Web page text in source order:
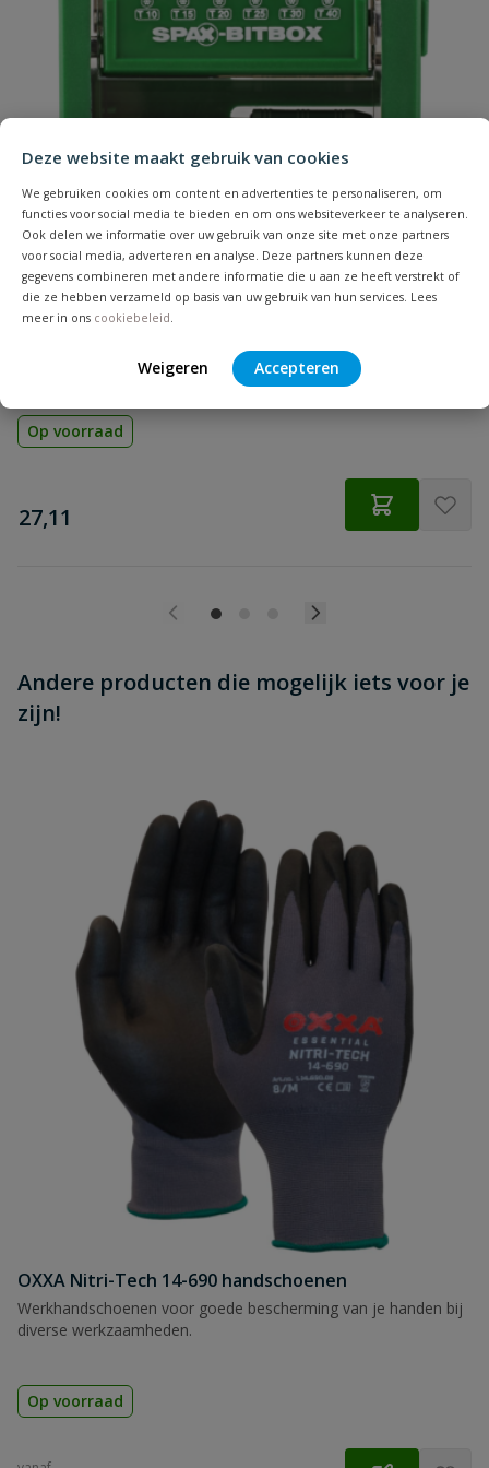
Deze website maakt gebruik van cookies
We gebruiken cookies om content en advertenties te personaliseren, om
functies voor social media te bieden en om ons websiteverkeer te analyseren.
Ook delen we informatie over uw gebruik van onze site met onze partners
voor social media, adverteren en analyse. Deze partners kunnen deze
gegevens combineren met andere informatie die u aan ze heeft verstrekt of
die ze hebben verzameld op basis van uw gebruik van hun services. Lees
meer in ons cookiebeleid
Weigeren Accepteren
bevestiging in hout
Geschikt voor
hout
Inhoud 200 stuks
Koponderzijde remribben
Lengte 30 mm
verzinkt staal
Merknaam Spax
Schroefdraadlengte
Samenvatting
Beoordeling versturen
Spax Bitbox T-STAR plus
Op voorraad
€
27,11
Andere producten die mogelijk iets voor je
zijn!
OXXA Nitri-Tech 14-690 handschoenen
Werkhandschoenen voor goede bescherming van je handen bij
diverse werkzaamheden.
Op voorraad